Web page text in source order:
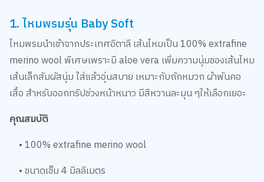
1. ไหมพรมรุ่น Baby Soft
ไหมพรมนำเข้าจากประเทศอิตาลี เส้นไหมเป็น 100% extrafine
merino wool พิเศษเพราะมี aloe vera เพิ่มความนุ่มของเส้นไหม
เส้นเล็กสัมผัสนุ่ม ใส่แล้วอุ่นสบาย เหมาะกับถักหมวก ผ้าพันคอ
เสื้อ สำหรับออกทริปช่วงหน้าหนาว มีสีหวานละมุน ๆให้เลือกเยอะ
คุณสมบัติ
• 100% extrafine merino wool
• ขนาดเข็ม 4 มิลลิเมตร